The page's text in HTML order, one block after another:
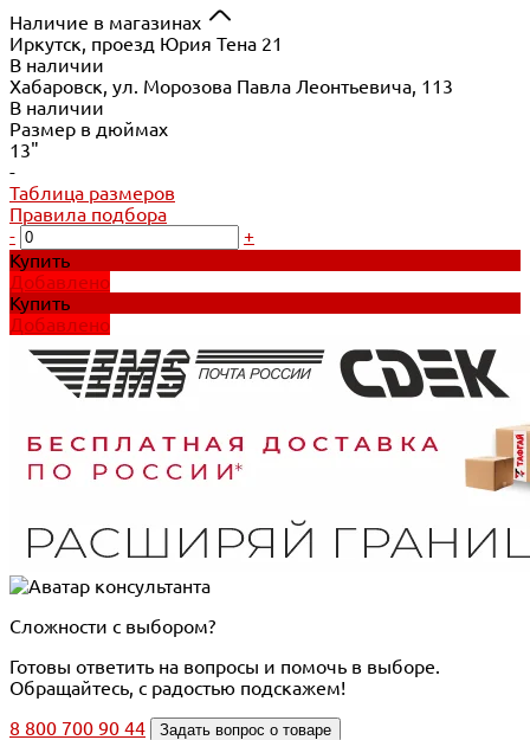
Наличие в магазинах
Иркутск, проезд Юрия Тена 21
В наличии
Хабаровск, ул. Морозова Павла Леонтьевича, 113
В наличии
Размер в дюймах
13"
-
Таблица размеров
Правила подбора
-
+
Купить
Добавлено
Купить
Добавлено
Сложности с выбором?
Готовы ответить на вопросы и помочь в выборе.
Обращайтесь, с радостью подскажем!
8 800 700 90 44
Задать вопрос о товаре